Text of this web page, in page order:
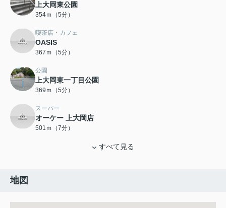
上大岡東公園
354ｍ（5分）
喫茶店・カフェ
OASIS
367ｍ（5分）
公園
上大岡東一丁目公園
369ｍ（5分）
スーパー
オーケー 上大岡店
501ｍ（7分）
すべて見る
地図